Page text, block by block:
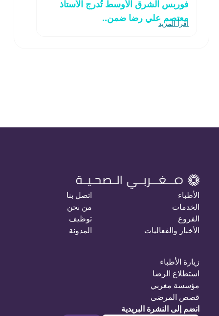
فوربس الشرق الأوسط تُدرج الأستاذ
معتصم علي رضا ضمن..
اقرأ المزيد
الأطباء
الخدمات
الفروع
الأخبار والفعاليات
اتصل بنا
من نحن
توظيف
المدونة
زيارة الأطباء
استطلاع الرضا
مؤسسة مغربي
قصص المرضى
انضم إلى النشرة البريدية